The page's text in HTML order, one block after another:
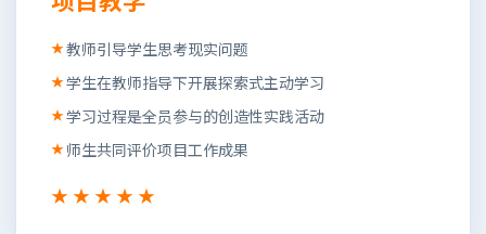
教师引导学生思考现实问题
学生在教师指导下开展探索式主动学习
学习过程是全员参与的创造性实践活动
师生共同评价项目工作成果
★★★★★